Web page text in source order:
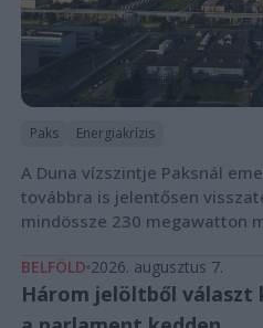
Paks Energiakrízis
A Duna vízszintje Paksnál
továbbra is jelentősen
mindössze 230 megawatton
BELFÖLD 2026. augusztus 7.
Három jelöltből